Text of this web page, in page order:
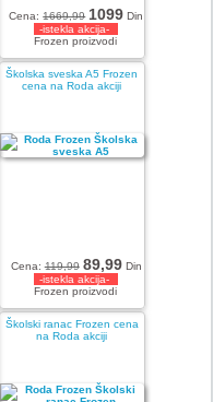
Cena:1669,99 1099 Din
-istekla akcija-
Frozen proizvodi
Školska sveska A5 Frozen
cena na Roda akciji
Cena:119,99 89,99Din
-istekla akcija-
Frozen proizvodi
Školski ranac Frozen cena
na Roda akciji